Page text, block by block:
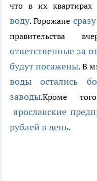
что в их квартирах
воду. Горожане
правительства
ответственные за
будут посажены. В
воды остались
заводы.Кроме
ярославские
рублей в день.